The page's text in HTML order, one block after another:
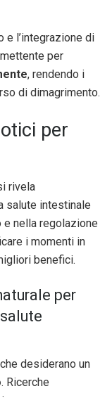
e l’integrazione di
per
, rendendo i
di dimagrimento.
per
rivela
salute intestinale
e nella regolazione
i momenti in
benefici.
per
desiderano un
. Ricerche